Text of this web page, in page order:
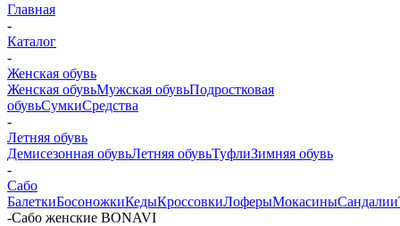
Главная
-
Каталог
-
Женская обувь
Женская обувьМужская обувьПодростковая
обувьСумкиСредства
-
Летняя обувь
Демисезонная обувьЛетняя обувьТуфлиЗимняя обувь
-
Сабо
БалеткиБосоножкиКедыКроссовкиЛоферыМокасиныСандалии
-Сабо женские BONAVI